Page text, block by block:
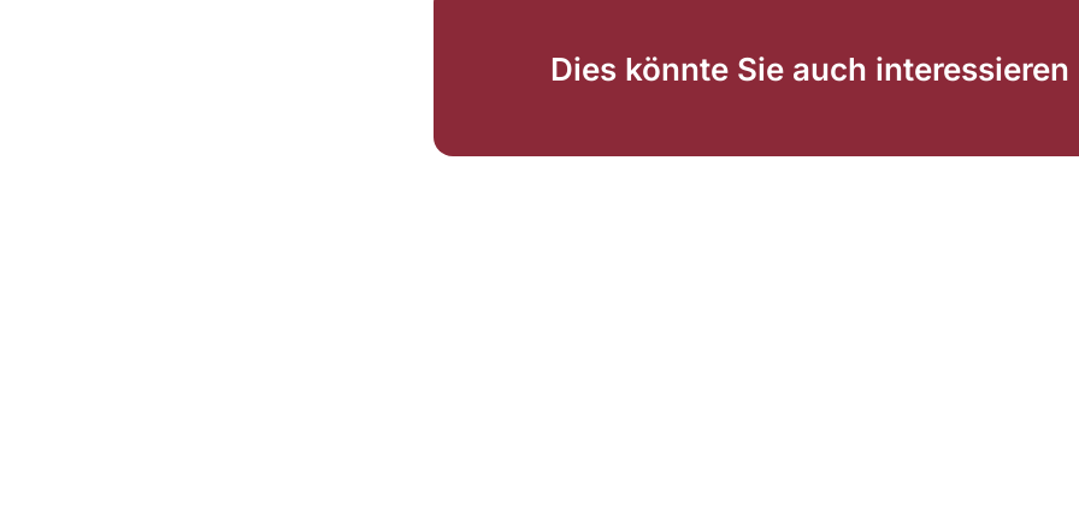
Dies könnte Sie auch interessieren